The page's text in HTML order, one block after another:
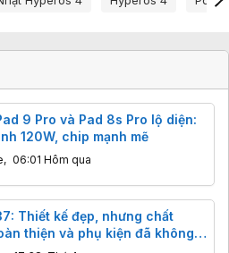
9 Pro và Pad 8s Pro lộ diện:
120W, chip mạnh mẽ
, 06:01 Hôm qua
Thiết kế đẹp, nhưng chất
thiện và phụ kiện đã không